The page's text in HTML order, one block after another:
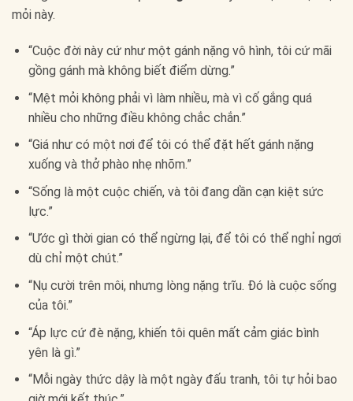
mỏi này.
“Cuộc đời này cứ như một gánh nặng vô hình, tôi cứ mãi
gồng gánh mà không biết điểm dừng.”
“Mệt mỏi không phải vì làm nhiều, mà vì cố gắng quá
nhiều cho những điều không chắc chắn.”
“Giá như có một nơi để tôi có thể đặt hết gánh nặng
xuống và thở phào nhẹ nhõm.”
“Sống là một cuộc chiến, và tôi đang dần cạn kiệt sức
lực.”
“Ước gì thời gian có thể ngừng lại, để tôi có thể nghỉ ngơi
dù chỉ một chút.”
“Nụ cười trên môi, nhưng lòng nặng trĩu. Đó là cuộc sống
của tôi.”
“Áp lực cứ đè nặng, khiến tôi quên mất cảm giác bình
yên là gì.”
“Mỗi ngày thức dậy là một ngày đấu tranh, tôi tự hỏi bao